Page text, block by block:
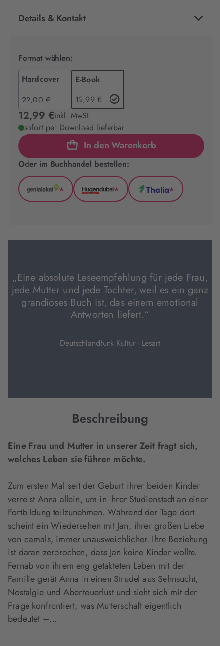
Details & Kontakt
Format wählen:
Hardcover
22,00 €
E-Book
12,99 €
12,99 €inkl. MwSt.
sofort per Download lieferbar
In den Warenkorb
Oder im Buchhandel bestellen:
GenialLokal
Tab
*
Hugendubel
Tab
*
Thalia
Tab
*
„Eine absolute Leseempfehlung für jede Frau,
jede Mutter und jede Tochter, weil es ein ganz
grandioses Buch ist, das einem emotional
Antworten liefert.“
Deutschlandfunk Kultur - Lesart
Beschreibung
Eine Frau und Mutter in unserer Zeit fragt sich,
welches Leben sie führen möchte.
Zum ersten Mal seit der Geburt ihrer beiden Kinder
verreist Anna allein, um in ihrer Studienstadt an einer
Fortbildung teilzunehmen. Während der Tage dort
scheint ein Wiedersehen mit Jan, ihrer großen Liebe
von damals, immer unausweichlicher. Ihre Beziehung
ist daran zerbrochen, dass Jan keine Kinder wollte.
Fernab von ihrem eng getakteten Leben mit der
Familie gerät Anna in einen Strudel aus Sehnsucht,
Nostalgie und Abenteuerlust und sieht sich mit der
Frage konfrontiert, was Mutterschaft eigentlich
bedeutet –…